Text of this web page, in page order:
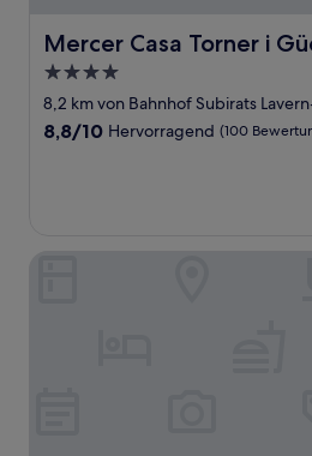
Mercer Casa Torner i
Mercer Casa Torner i Güell
4.0-
Sterne-
Unterkunft
8,2 km von Bahnhof Subirats
8.8
8,8/10 Hervorragend (100